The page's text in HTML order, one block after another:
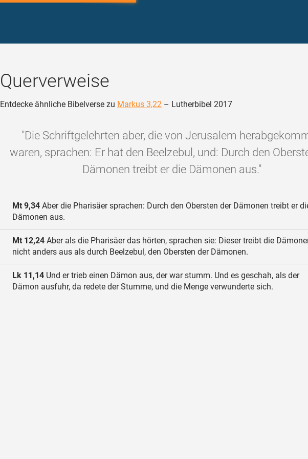
Querverweise
Entdecke ähnliche Bibelverse zu Markus 3,22 – Lutherbibel 2017
"Die Schriftgelehrten aber, die von Jerusalem
waren, sprachen: Er hat den Beelzebul, und: Durch den
Dämonen treibt er die Dämonen aus."
Mt 9,34 Aber die Pharisäer sprachen: Durch den Obersten der Dämonen treibt er
Dämonen aus.
Mt 12,24 Aber als die Pharisäer das hörten, sprachen sie: Dieser treibt die
nicht anders aus als durch Beelzebul, den Obersten der Dämonen.
Lk 11,14 Und er trieb einen Dämon aus, der war stumm. Und es geschah, als der
Dämon ausfuhr, da redete der Stumme, und die Menge verwunderte sich.